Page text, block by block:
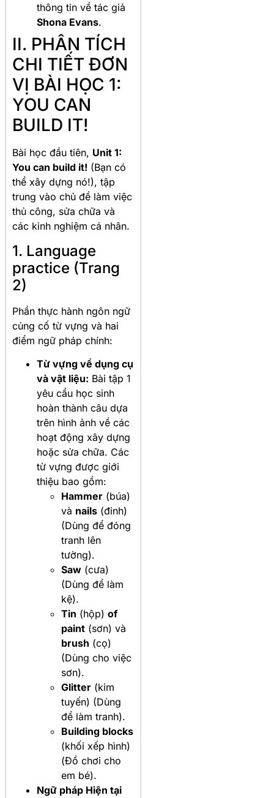
thông tin về tác giả
Shona Evans.
II. PHÂN TÍCH
CHI TIẾT ĐƠN
VỊ BÀI HỌC 1:
YOU CAN
BUILD IT!
Bài học đầu tiên, Unit 1:
You can build it! (Bạn có
thể xây dựng nó!), tập
trung vào chủ đề làm việc
thủ công, sửa chữa và
các kinh nghiệm cá nhân.
1. Language
practice (Trang
2)
Phần thực hành ngôn ngữ
củng cố từ vựng và hai
điểm ngữ pháp chính:
Từ vựng về dụng cụ
và vật liệu: Bài tập 1
yêu cầu học sinh
hoàn thành câu dựa
trên hình ảnh về các
hoạt động xây dựng
hoặc sửa chữa. Các
từ vựng được giới
thiệu bao gồm:
Hammer (búa)
và nails (đinh)
(Dùng để đóng
tranh lên
tường).
Saw (cưa)
(Dùng để làm
kệ).
Tin (hộp) of
paint (sơn) và
brush (cọ)
(Dùng cho việc
sơn).
Glitter (kim
tuyến) (Dùng
để làm tranh).
Building blocks
(khối xếp hình)
(Đồ chơi cho
em bé).
Ngữ pháp Hiện tại